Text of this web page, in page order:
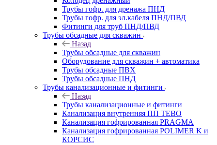
Трубы гофр. для дренажа ПНД
Трубы гофр. для эл.кабеля ПНД/ПВД
Фитинги для труб ПНД/ПВД
Трубы обсадные для скважин
Назад
Трубы обсадные для скважин
Оборудование для скважин + автоматика
Трубы обсадные ПВХ
Трубы обсадные ПНД
Трубы канализационные и фитинги
Назад
Трубы канализационные и фитинги
Канализация внутренняя ПП TEBO
Канализация гофрированная PRAGMA
Канализация гофрированная POLIMER K и
КОРСИС